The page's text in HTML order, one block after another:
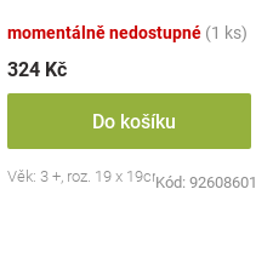
momentálně nedostupné (1 ks)
324 Kč
Do košíku
Věk: 3 +, roz. 19 x 19cmKód: 92608601